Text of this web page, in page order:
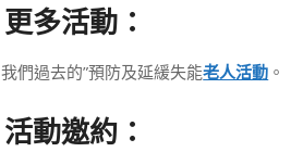
更多活動：
我們過去的”預防及延緩失能老人活動 。
活動邀約：